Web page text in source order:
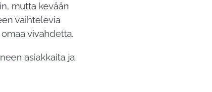
mutta kevään
vaihtelevia
vivahdetta.
asiakkaita ja